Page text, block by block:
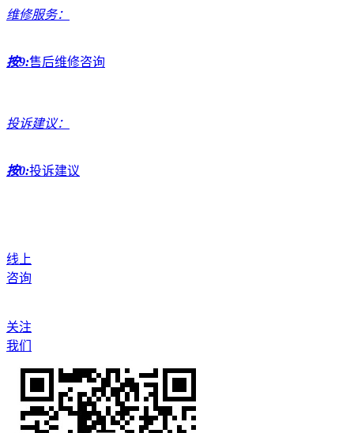
维修服务：
按9:售后维修咨询
投诉建议：
按0:投诉建议
线上
咨询
关注
我们